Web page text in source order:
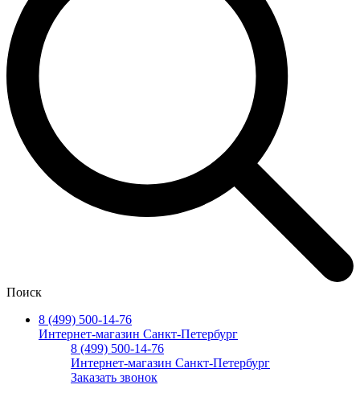
Поиск
8 (499) 500-14-76
Интернет-магазин Санкт-Петербург
8 (499) 500-14-76
Интернет-магазин Санкт-Петербург
Заказать звонок